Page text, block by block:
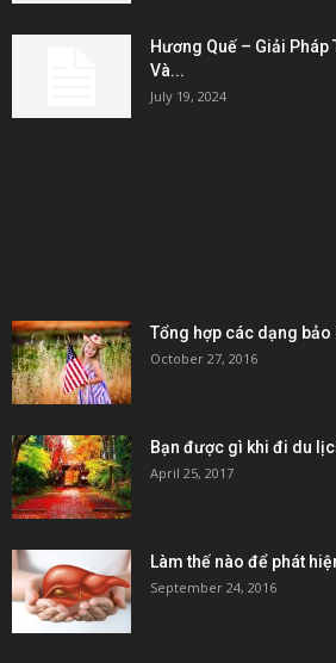
Hương Quế – Giải
Và...
July 19, 2024
Tổng hợp các dạng
October 27, 2016
Bạn được gì khi đi du
April 25, 2017
Làm thế nào để phát
September 24, 2016